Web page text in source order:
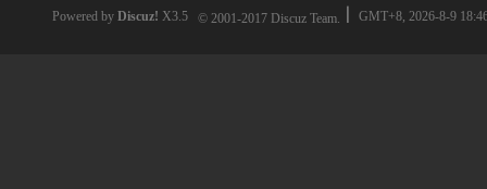
Powered by Discuz! X3.5 © 2001-2017 Discuz Team. GMT+8, 2026-8-9